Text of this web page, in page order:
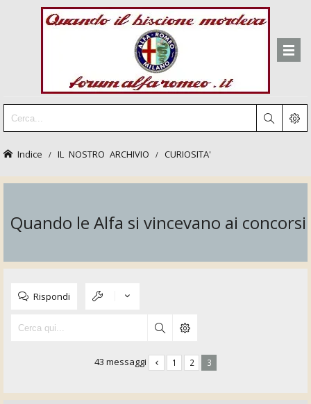
Indice IL NOSTRO ARCHIVIO CURIOSITA'
Quando le Alfa si vincevano ai concorsi
Rispondi
43 messaggi 1 2 3